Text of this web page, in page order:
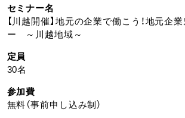
セミナー名
【川越開催】地元の企業で働こう！地元企
ー ～川越地域～
定員
30名
参加費
無料（事前申し込み制）